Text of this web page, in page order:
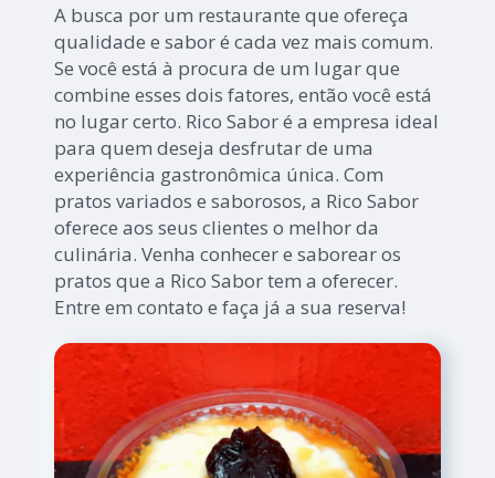
A busca por um restaurante que ofereça
qualidade e sabor é cada vez mais comum.
Se você está à procura de um lugar que
combine esses dois fatores, então você está
no lugar certo. Rico Sabor é a empresa ideal
para quem deseja desfrutar de uma
experiência gastronômica única. Com
pratos variados e saborosos, a Rico Sabor
oferece aos seus clientes o melhor da
culinária. Venha conhecer e saborear os
pratos que a Rico Sabor tem a oferecer.
Entre em contato e faça já a sua reserva!